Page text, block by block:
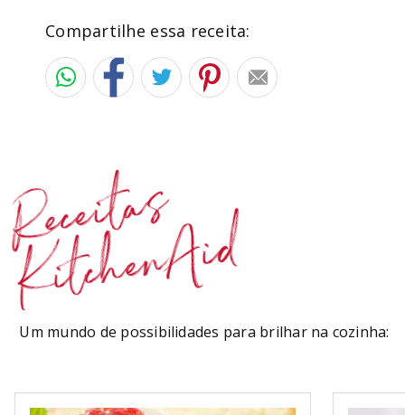
Compartilhe essa receita:
Receitas
KitchenAid
Um mundo de possibilidades para brilhar na cozinha: